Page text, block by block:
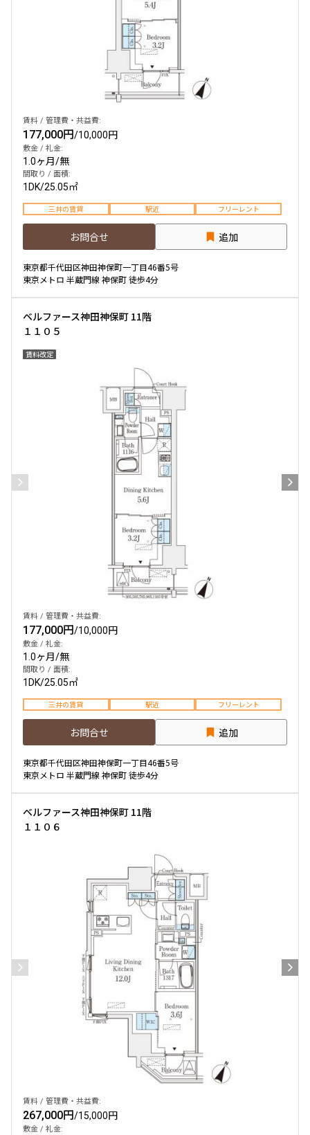
賃料 / 管理費・共益費:
177,000円/10,000円
敷金 / 礼金:
1.0ヶ月/無
間取り / 面積:
1DK/25.05㎡
三井の賃貸 駅近 フリーレント
お問合せ 追加
東京都千代田区神田神保町一丁目46番5号
東京メトロ 半蔵門線 神保町 徒歩4分
ベルファース神田神保町 11階
１１０５
賃料改定
賃料 / 管理費・共益費:
177,000円/10,000円
敷金 / 礼金:
1.0ヶ月/無
間取り / 面積:
1DK/25.05㎡
三井の賃貸 駅近 フリーレント
お問合せ 追加
東京都千代田区神田神保町一丁目46番5号
東京メトロ 半蔵門線 神保町 徒歩4分
ベルファース神田神保町 11階
１１０６
賃料 / 管理費・共益費:
267,000円/15,000円
敷金 / 礼金: